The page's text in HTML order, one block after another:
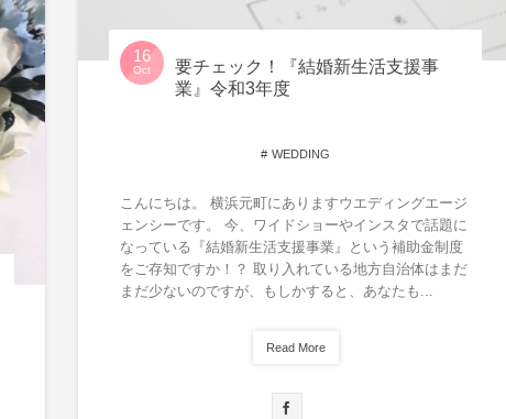
16
Oct
要チェック！『結婚新生活支援事
業』令和3年度
WEDDING
こんにちは。 横浜元町にありますウエディングエージ
ェンシーです。 今、ワイドショーやインスタで話題に
なっている『結婚新生活支援事業』という補助金制度
をご存知ですか！？ 取り入れている地方自治体はまだ
まだ少ないのですが、もしかすると、あなたも...
Read More